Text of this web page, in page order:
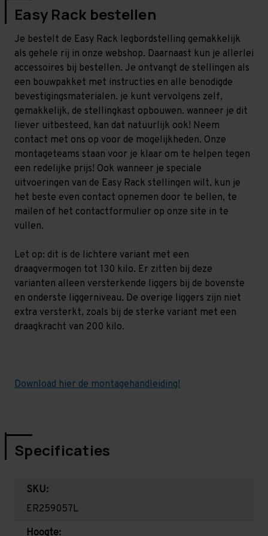
Easy Rack bestellen
Je bestelt de Easy Rack legbordstelling gemakkelijk
als gehele rij in onze webshop. Daarnaast kun je allerlei
accessoires bij bestellen. Je ontvangt de stellingen als
een bouwpakket met instructies en alle benodigde
bevestigingsmaterialen. je kunt vervolgens zelf,
gemakkelijk, de stellingkast opbouwen. wanneer je dit
liever uitbesteed, kan dat natuurlijk ook! Neem
contact met ons op voor de mogelijkheden. Onze
montageteams staan voor je klaar om te helpen tegen
een redelijke prijs! Ook wanneer je speciale
uitvoeringen van de Easy Rack stellingen wilt, kun je
het beste even contact opnemen door te bellen, te
mailen of het contactformulier op onze site in te
vullen.
Let op: dit is de lichtere variant met een
draagvermogen tot 130 kilo. Er zitten bij deze
varianten alleen versterkende liggers bij de bovenste
en onderste liggerniveau. De overige liggers zijn niet
extra versterkt, zoals bij de sterke variant met een
draagkracht van 200 kilo.
Download hier de montagehandleiding!
Specificaties
SKU:
ER259057L
Hoogte: